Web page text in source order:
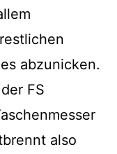
abzunicken.
FS
also